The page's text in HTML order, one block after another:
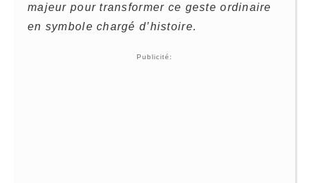
majeur pour transformer ce geste ordinaire
en symbole chargé d’histoire.
Publicité: